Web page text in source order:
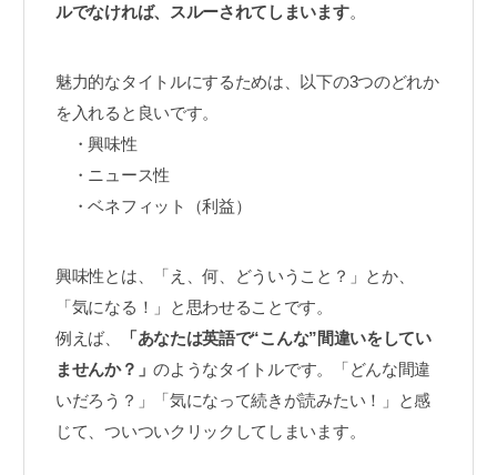
ルでなければ、スルーされてしまいます。
魅力的なタイトルにするためは、以下の3つのどれか
を入れると良いです。
・興味性
・ニュース性
・ベネフィット（利益）
興味性とは、「え、何、どういうこと？」とか、
「気になる！」と思わせることです。
例えば、
「あなたは英語で“こんな”間違いをしてい
ませんか？」のようなタイトルです。「どんな間違
いだろう？」「気になって続きが読みたい！」と感
じて、ついついクリックしてしまいます。